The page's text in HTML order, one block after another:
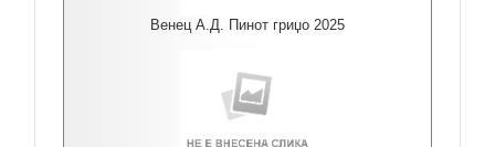
Венец А.Д. Пинот гриџо 2025